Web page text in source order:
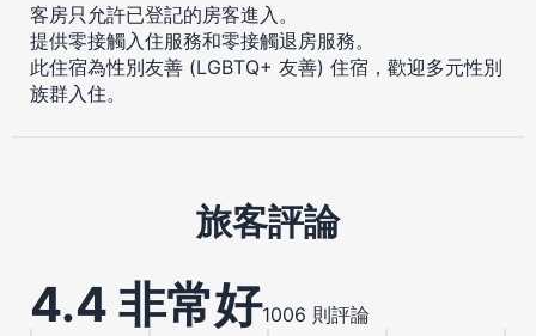
客房只允許已登記的房客進入。
提供零接觸入住服務和零接觸退房服務。
此住宿為性別友善 (LGBTQ+ 友善) 住宿，歡迎多元性別
族群入住。
旅客評論
4.4 非常好1006 則評論